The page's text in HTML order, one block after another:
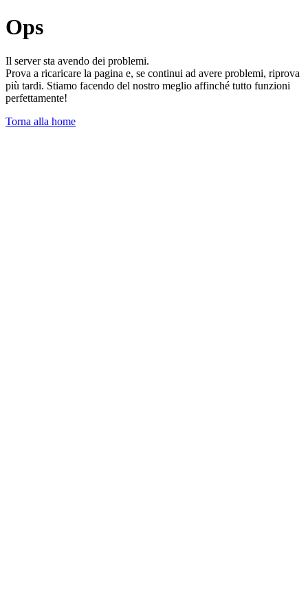
Ops
Il server sta avendo dei problemi.
Prova a ricaricare la pagina e, se continui ad avere problemi, riprova
più tardi. Stiamo facendo del nostro meglio affinché tutto funzioni
perfettamente!
Torna alla home